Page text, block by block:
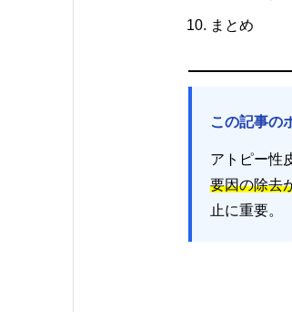
まとめ
この記事の
アトピー性
要因の除去
止に重要。